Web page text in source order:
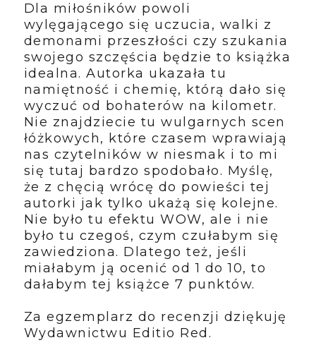
Dla miłośników powoli
wylęgającego się uczucia, walki z
demonami przeszłości czy szukania
swojego szczęścia będzie to książka
idealna. Autorka ukazała tu
namiętność i chemię, którą dało się
wyczuć od bohaterów na kilometr.
Nie znajdziecie tu wulgarnych scen
łóżkowych, które czasem wprawiają
nas czytelników w niesmak i to mi
się tutaj bardzo spodobało. Myślę,
że z chęcią wrócę do powieści tej
autorki jak tylko ukażą się kolejne.
Nie było tu efektu WOW, ale i nie
było tu czegoś, czym czułabym się
zawiedziona. Dlatego też, jeśli
miałabym ją ocenić od 1 do 10, to
dałabym tej książce 7 punktów.
Za egzemplarz do recenzji dziękuję
Wydawnictwu Editio Red.